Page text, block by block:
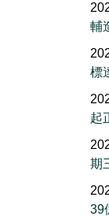
輔
標
起
期
39